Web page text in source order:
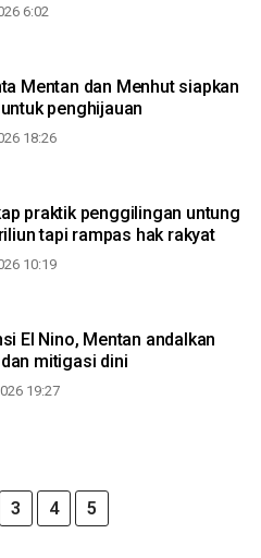
6:02
Mentan dan Menhut siapkan
penghijauan
18:26
praktik penggilingan untung
tapi rampas hak rakyat
10:19
El Nino, Mentan andalkan
mitigasi dini
19:27
3 4 5